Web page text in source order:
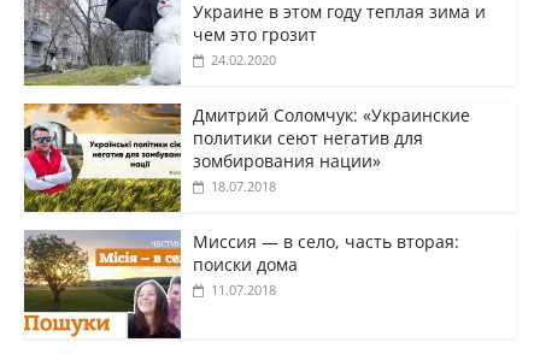
Украине в этом году теплая зима и
чем это грозит
24.02.2020
Дмитрий Соломчук: «Украинские
политики сеют негатив для
зомбирования нации»
18.07.2018
Миссия — в село, часть вторая:
поиски дома
11.07.2018